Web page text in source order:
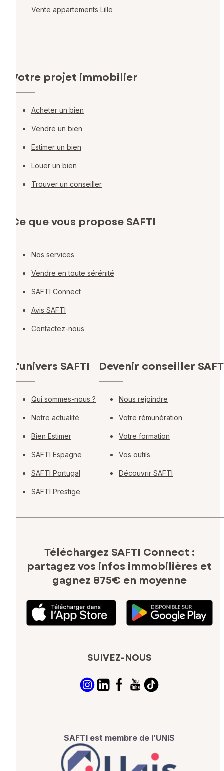
Vente appartements Lille
Votre projet immobilier
Acheter un bien
Vendre un bien
Estimer un bien
Louer un bien
Trouver un conseiller
Ce que vous propose SAFTI
Nos services
Vendre en toute sérénité
SAFTI Connect
Avis SAFTI
Contactez-nous
L'univers SAFTI
Qui sommes-nous ?
Notre actualité
Bien Estimer
SAFTI Espagne
SAFTI Portugal
SAFTI Prestige
Devenir conseiller
Nous rejoindre
Votre rémunération
Votre formation
Vos outils
Découvrir SAFTI
Téléchargez SAFTI Connect :
partagez vos infos immobilières et
gagnez 875€ en moyenne
SUIVEZ-NOUS
SAFTI est membre de l’UNIS